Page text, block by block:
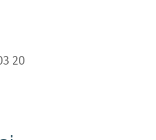
20